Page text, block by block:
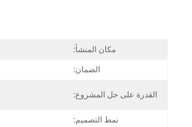
مكان المنشأ:
الضمان:
القدرة على حل المشروع:
نمط التصميم: